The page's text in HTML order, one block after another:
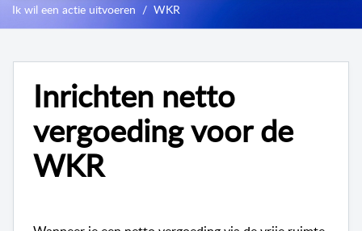
Ik wil een actie uitvoeren WKR
Inrichten netto
vergoeding voor de
WKR